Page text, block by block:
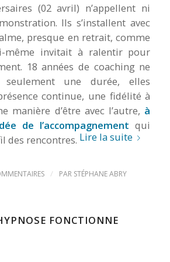
(02 avril) n’appellent ni
Ils s’installent avec
presque en retrait, comme
invitait à ralentir pour
18 années de coaching ne
seulement une durée, elles
continue, une fidélité à
manière d’être avec l’autre, à
de l’accompagnement qui
des rencontres. Lire la suite
/ PAR STÉPHANE ABRY
FONCTIONNE